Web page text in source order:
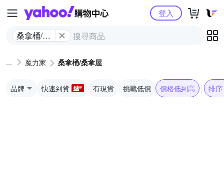
Yahoo購物中心
桑拿桶/桑
登入
魔力家 桑拿桶/桑拿屋
品牌 快速到貨 有現貨 挑戰低價 價格低到高 排序